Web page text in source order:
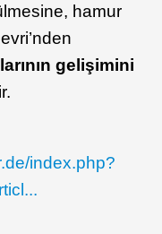
hamur
gelişimini
index.php?